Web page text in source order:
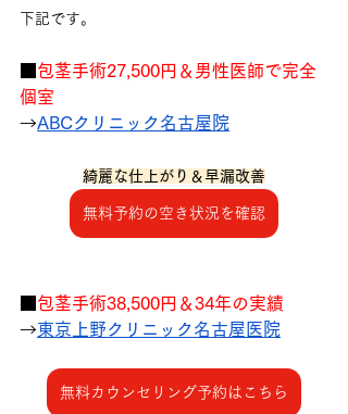
下記です。
包茎手術27,500円＆男性医師で完全
個室
→ABCクリニック名古屋院
綺麗な仕上がり＆早漏改善
無料予約の空き状況を確認
包茎手術38,500円＆34年の実績
→東京上野クリニック名古屋医院
無料カウンセリング予約はこちら